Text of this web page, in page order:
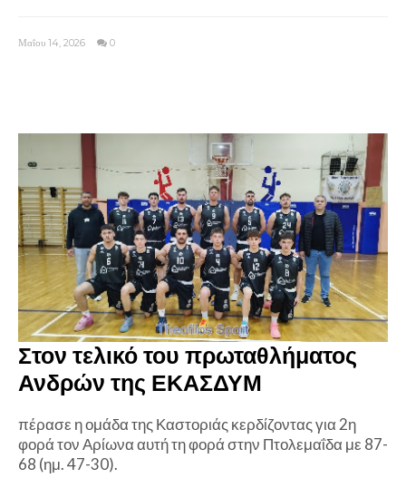
Μαΐου 14, 2026 0
Στον τελικό του πρωταθλήματος
Ανδρών της ΕΚΑΣΔΥΜ
πέρασε η ομάδα της Καστοριάς κερδίζοντας για 2η
φορά τον Αρίωνα αυτή τη φορά στην Πτολεμαΐδα με 87-
68 (ημ. 47-30).